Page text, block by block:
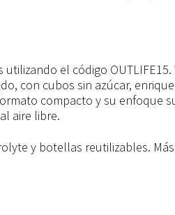
el código OUTLIFE15.
con cubos sin azúcar,
compacto y su enfoque
aire libre.
y botellas reutilizables.